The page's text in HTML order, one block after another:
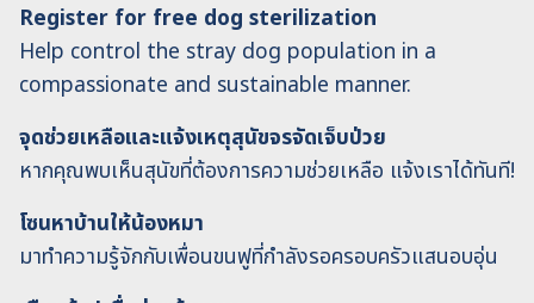
Register for free dog sterilization
Help control the stray dog ​​population in a
compassionate and sustainable manner.
จุดช่วยเหลือและแจ้งเหตุสุนัขจรจัดเจ็บป่วย
หากคุณพบเห็นสุนัขที่ต้องการความช่วยเหลือ แจ้งเราได้ทันที!
โซนหาบ้านให้น้องหมา
มาทำความรู้จักกับเพื่อนขนฟูที่กำลังรอครอบครัวแสนอบอุ่น